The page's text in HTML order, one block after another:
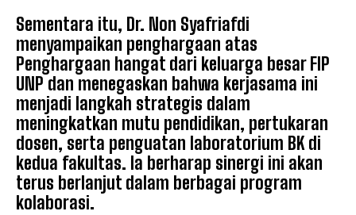
Sementara itu, Dr. Non Syafriafdi
menyampaikan penghargaan atas
Penghargaan hangat dari keluarga besar FIP
UNP dan menegaskan bahwa kerjasama ini
menjadi langkah strategis dalam
meningkatkan mutu pendidikan, pertukaran
dosen, serta penguatan laboratorium BK di
kedua fakultas. Ia berharap sinergi ini akan
terus berlanjut dalam berbagai program
kolaborasi.